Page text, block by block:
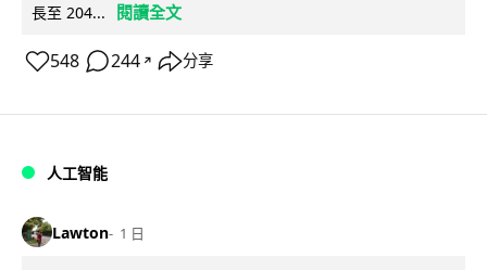
長至 204...
閱讀全文
548 244 ↗ 分享
人工智能
Lawton 1 日